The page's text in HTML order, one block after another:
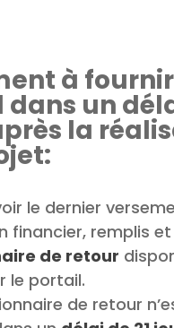
à
un
la
le dernier
financier, remplis
de retour
le portail.
de retour